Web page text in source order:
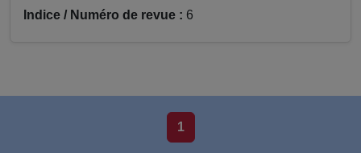
Indice / Numéro de revue : 6
1